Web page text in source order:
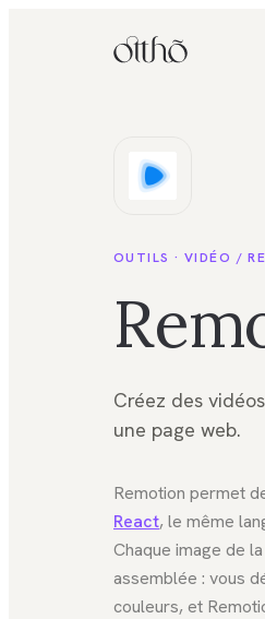
OUTILS · VIDÉO /
Créez des
une page web.
Remotion permet
React, le même
Chaque image de
assemblée : vous
couleurs, et